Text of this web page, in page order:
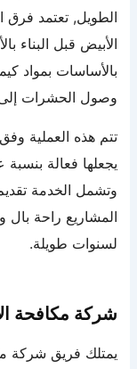
الطويل, تعتمد
الأبيض قبل البناء
بالأساسات بمواد
وصول الحشرات إلى
تتم هذه العملية
يجعلها فعالة بنسبة
وتشمل الخدمة
المشاريع راحة بال
لسنوات طويلة.
شركة مكافحة
يمتلك فريق شركة